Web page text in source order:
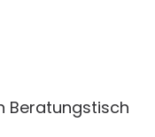
Beratungstisch